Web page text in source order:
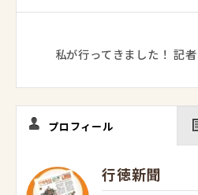
私が行ってきました！ 記
プロフィール
行徳新聞